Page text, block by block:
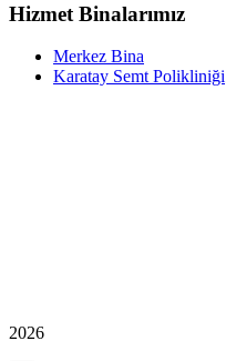
Hizmet Binalarımız
Merkez Bina
Karatay Semt Polikliniği
2026